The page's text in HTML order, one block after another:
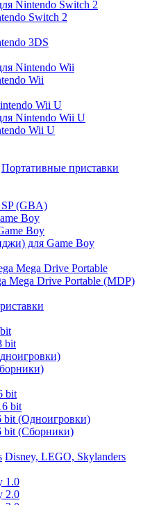
Nintendo Switch 2
Switch 2
3DS
Nintendo Wii
Wii
Wii U
Nintendo Wii U
Wii U
Портативные приставки
(GBA)
Boy
Boy
для Game Boy
Mega Drive Portable
Mega Drive Portable (MDP)
bit
bit
bit
bit (Одноигровки)
bit (Сборники)
Disney, LEGO, Skylanders
1.0
2.0